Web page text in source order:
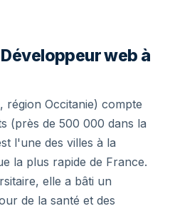
web à
Occitanie) compte
(près de 500 000 dans la
l'une des villes à la
la plus rapide de France.
elle a bâti un
de la santé et des